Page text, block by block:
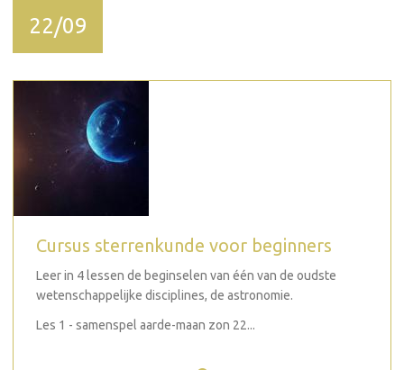
22/09
Cursus sterrenkunde voor beginners
Leer in 4 lessen de beginselen van één van de oudste
wetenschappelijke disciplines, de astronomie.
Les 1 - samenspel aarde-maan zon 22...